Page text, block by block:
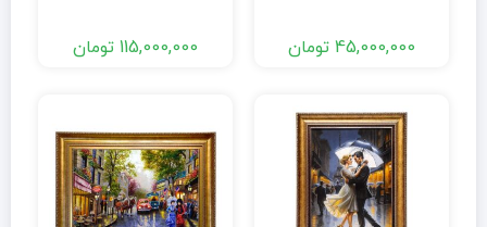
45,000,000 تومان 115,000,000 تومان